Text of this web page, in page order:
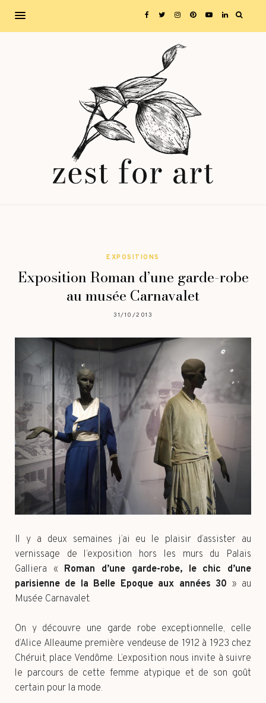
EXPOSITIONS
Exposition Roman d’une garde-robe
au musée Carnavalet
31/10/2013
Il y a deux semaines j’ai eu le plaisir d’assister au
vernissage de l’exposition hors les murs du Palais
Galliera « Roman d’une garde-robe, le chic d’une
parisienne de la Belle Epoque aux années 30 » au
Musée Carnavalet.
On y découvre une garde robe exceptionnelle, celle
d’Alice Alleaume première vendeuse de 1912 à 1923 chez
Chéruit, place Vendôme. L’exposition nous invite à suivre
le parcours de cette femme atypique et de son goût
certain pour la mode.